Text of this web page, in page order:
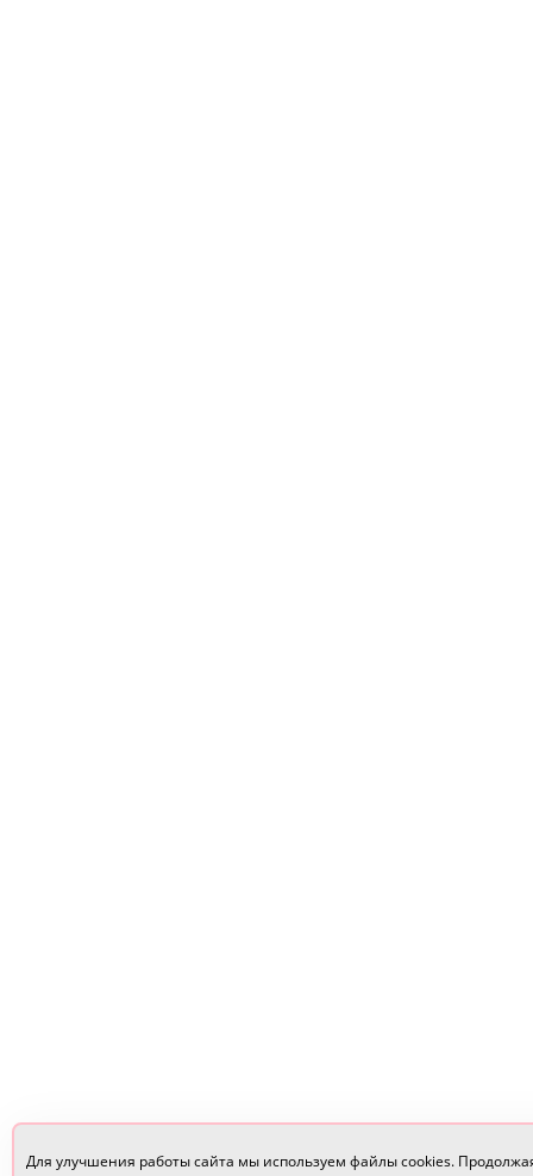
Для улучшения работы сайта мы используем файлы cookies.